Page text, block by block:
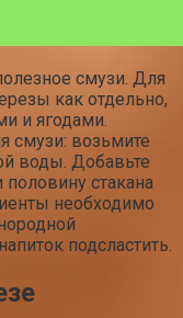
смузи. Для
как отдельно,
и ягодами.
смузи: возьмите
воды. Добавьте
стакана
необходимо
подсластить.